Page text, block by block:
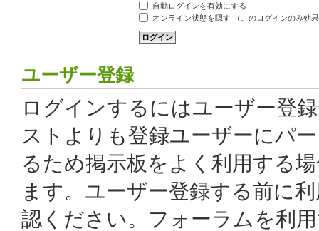
自動ログインを有効にする
オンライン状態を隠す （このログインのみ効
ユーザー登録
ログインするにはユーザー登
ストよりも登録ユーザーにパ
るため掲示板をよく利用する
ます。ユーザー登録する前に
認ください。フォーラムを利